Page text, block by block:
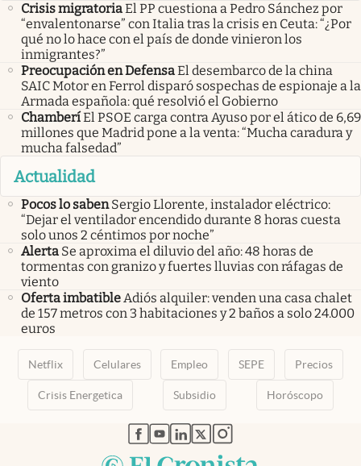
Crisis migratoriaEl PP cuestiona a Pedro Sánchez por
“envalentonarse” con Italia tras la crisis en Ceuta: “¿Por
qué no lo hace con el país de donde vinieron los
inmigrantes?”
Preocupación en DefensaEl desembarco de la china
SAIC Motor en Ferrol disparó sospechas de espionaje a la
Armada española: qué resolvió el Gobierno
ChamberíEl PSOE carga contra Ayuso por el ático de 6,69
millones que Madrid pone a la venta: “Mucha caradura y
mucha falsedad”
Actualidad
Pocos lo saben Sergio Llorente, instalador eléctrico:
“Dejar el ventilador encendido durante 8 horas cuesta
solo unos 2 céntimos por noche”
Alerta Se aproxima el diluvio del año: 48 horas de
tormentas con granizo y fuertes lluvias con ráfagas de
viento
Oferta imbatibleAdiós alquiler: venden una casa chalet
de 157 metros con 3 habitaciones y 2 baños a solo 24.000
euros
Netflix Celulares Empleo SEPE Precios
Crisis Energetica Subsidio Horóscopo
abre en nueva pestaña
abre en nueva pestaña
abre en nueva pestaña
abre en nueva pestaña
abre en nueva pestaña